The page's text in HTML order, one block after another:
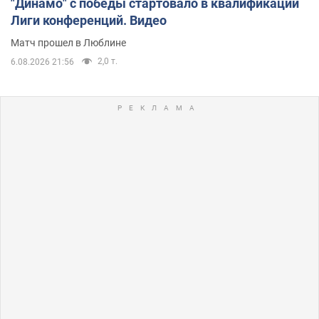
"Динамо" с победы стартовало в квалификации
Лиги конференций. Видео
Матч прошел в Люблине
6.08.2026 21:56 2,0 т.